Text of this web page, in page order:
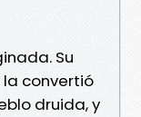
Su
convertió
druida, y